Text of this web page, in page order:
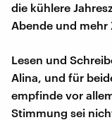
die kühlere
Abende und mehr
Lesen und
Alina, und für
empfinde vor
Stimmung sei